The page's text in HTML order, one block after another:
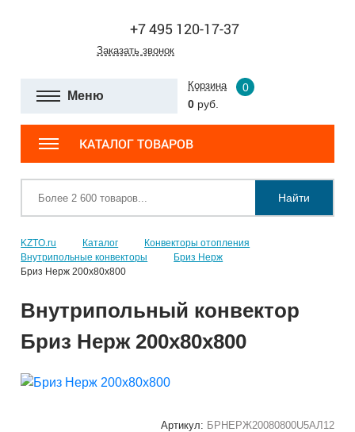
+7 495 120-17-37
Заказать звонок
Меню
Корзина
0
0 руб.
КАТАЛОГ ТОВАРОВ
Найти
KZTO.ru Каталог
Конвекторы отопления
Внутрипольные конвекторы
Бриз Нерж
Бриз Нерж 200х80х800
Внутрипольный конвектор
Бриз Нерж 200х80х800
Артикул: БРНЕРЖ20080800U5АЛ12